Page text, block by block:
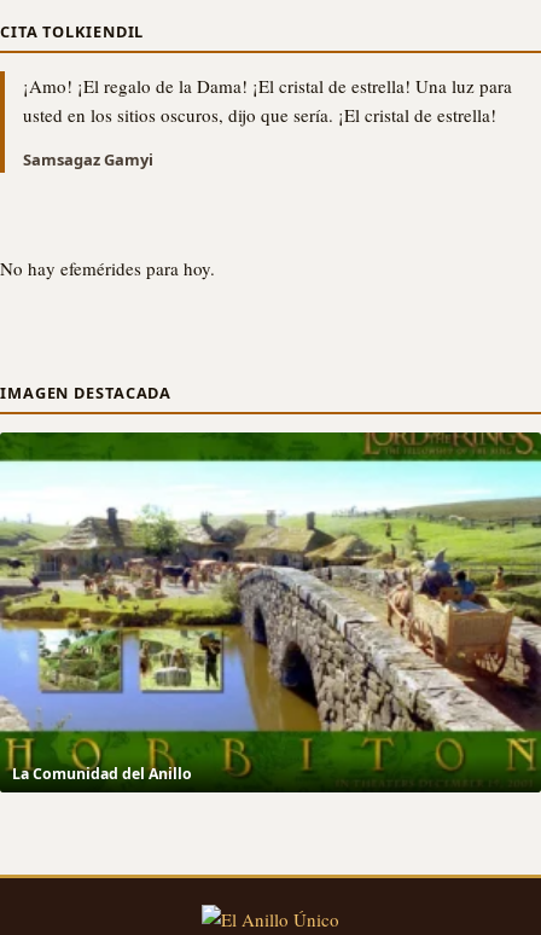
CITA TOLKIENDIL
¡Amo! ¡El regalo de la Dama! ¡El cristal de estrella! Una luz para
usted en los sitios oscuros, dijo que sería. ¡El cristal de estrella!
Samsagaz Gamyi
No hay efemérides para hoy.
IMAGEN DESTACADA
La Comunidad del Anillo